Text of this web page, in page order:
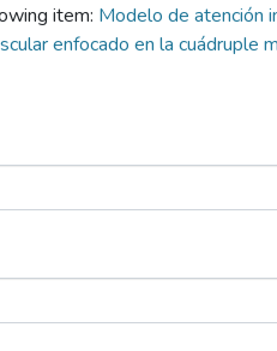
item: Modelo de atención
enfocado en la cuádruple